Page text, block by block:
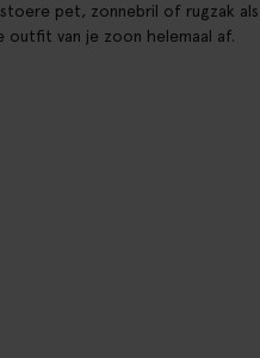
pet, zonnebril of rugzak als
outfit van je zoon helemaal af.